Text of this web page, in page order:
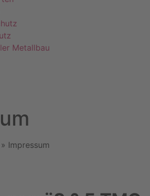
Metallbau
» Impressum